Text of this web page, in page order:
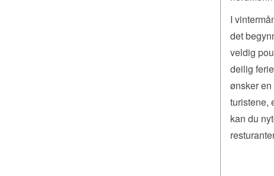
I
det
veldig
deilig
ønsker
turistene,
kan du